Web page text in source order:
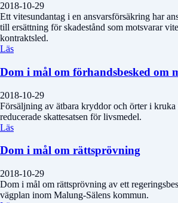
2018-10-29
Ett vitesundantag i en ansvarsförsäkring har
till ersättning för skadestånd som motsvarar
kontraktsled.
Läs
Dom i mål om förhandsbesked om
2018-10-29
Försäljning av ätbara kryddor och örter i kruka
reducerade skattesatsen för livsmedel.
Läs
Dom i mål om rättsprövning
2018-10-29
Dom i mål om rättsprövning av ett
vägplan inom Malung-Sälens kommun.